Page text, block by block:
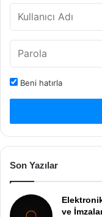
Beni hatırla
Son Yazılar
ve